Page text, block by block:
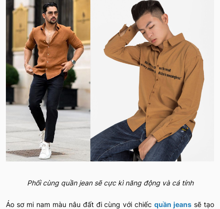
Phối cùng quần jean sẽ cực kì năng động và cá tính
Áo sơ mi nam màu nâu đất đi cùng với chiếcquần jeans sẽ tạo